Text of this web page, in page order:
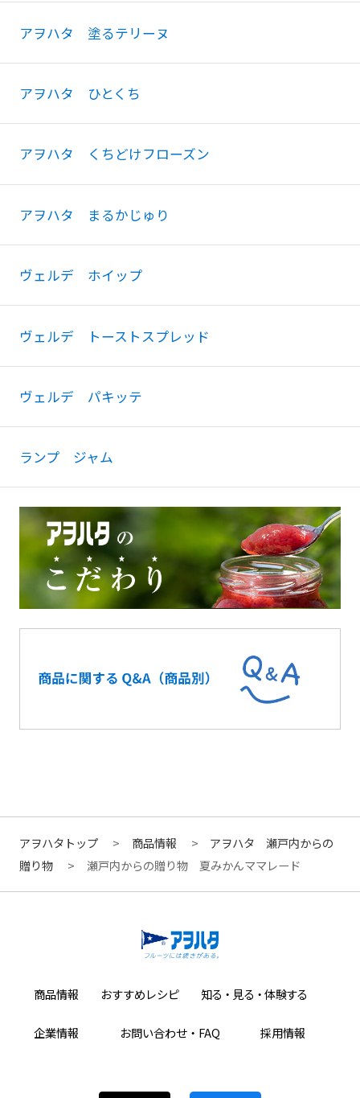
アヲハタ 塗るテリーヌ
アヲハタ ひとくち
アヲハタ くちどけフローズン
アヲハタ まるかじゅり
ヴェルデ ホイップ
ヴェルデ トーストスプレッド
ヴェルデ パキッテ
ランプ ジャム
アヲハタトップ 商品情報
アヲハタ 瀬戸内からの
贈り物
瀬戸内からの贈り物 夏みかんママレード
商品情報 おすすめレシピ 知る・見る・体験する
企業情報 お問い合わせ・FAQ 採用情報